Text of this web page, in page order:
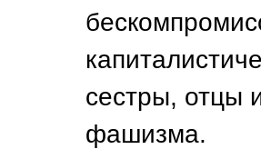
сестры, отцы
фашизма.